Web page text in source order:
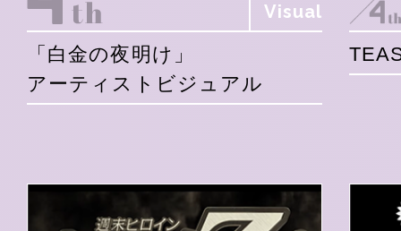
Visual
「白金の夜明け」
アーティストビジュアル